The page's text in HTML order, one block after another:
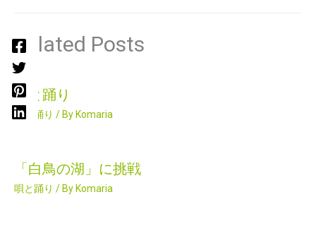
Related Posts
唄と踊り
唄と踊り / By Komaria
「白鳥の湖」に挑戦
唄と踊り / By Komaria